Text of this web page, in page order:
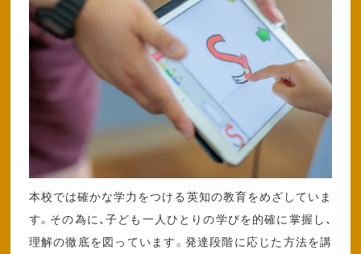
本校では確かな学力をつける英知の教育をめざしていま
す。その為に、子ども一人ひとりの学びを的確に掌握し、
理解の徹底を図っています。発達段階に応じた方法を講